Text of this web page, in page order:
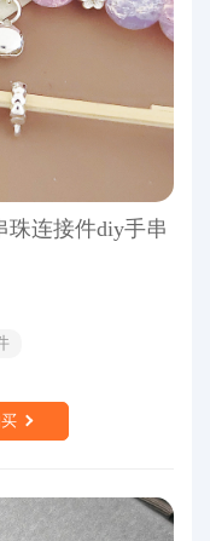
珠连接件diy手串